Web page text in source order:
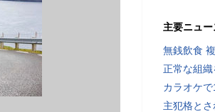
主要ニュー
無銭飲食
正常な組
カラオケ
主犯格と